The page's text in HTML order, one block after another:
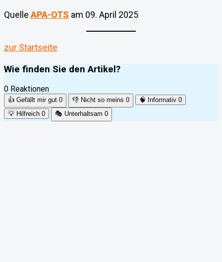
QuelleAPA-OTS am 09. April 2025
zur Startseite
Wie finden Sie den Artikel?
0 Reaktionen
👍 Gefällt mir gut 0 👎 Nicht so meins 0 🧠 Informativ 0
💡 Hilfreich 0 🎭 Unterhaltsam 0